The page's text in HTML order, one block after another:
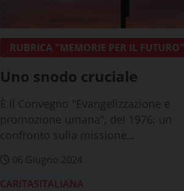
RUBRICA "MEMORIE PER IL FUTURO"
Uno snodo cruciale
È il Convegno "Evangelizzazione e
promozione umana", del 1976: un
confronto sulla missione
06 Giugno 2024
CARITASITALIANA